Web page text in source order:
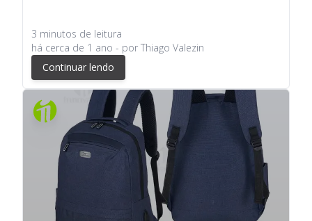
3 minutos de leitura
há cerca de 1 ano - por Thiago Valezin
Continuar lendo